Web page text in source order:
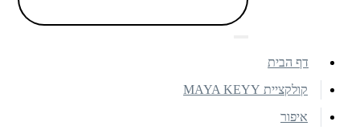
דף הבית
קולקציית MAYA KEYY
איפור